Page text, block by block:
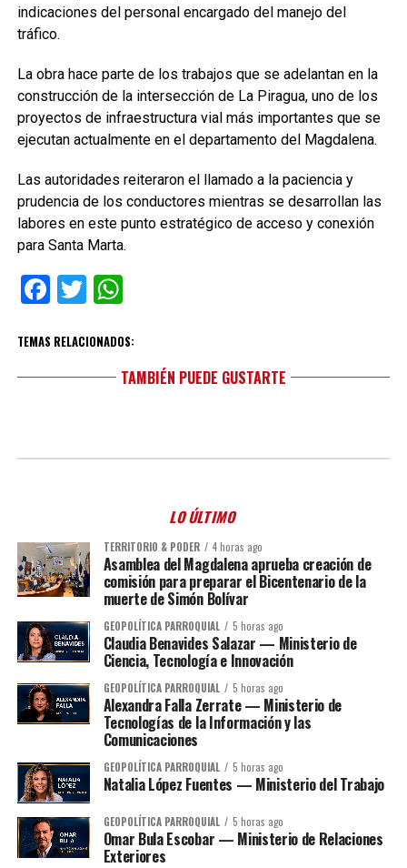
indicaciones del personal encargado del manejo del
tráfico.
La obra hace parte de los trabajos que se adelantan en la
construcción de la intersección de La Piragua, uno de los
proyectos de infraestructura vial más importantes que se
ejecutan actualmente en el departamento del Magdalena.
Las autoridades reiteraron el llamado a la paciencia y
prudencia de los conductores mientras se desarrollan las
labores en este punto estratégico de acceso y conexión
para Santa Marta.
Facebook
TwitterWhatsApp
TEMAS RELACIONADOS:
TAMBIÉN PUEDE GUSTARTE
LO ÚLTIMO
TERRITORIO & PODER 4 horas ago
Asamblea del Magdalena aprueba creación de
comisión para preparar el Bicentenario de la
muerte de Simón Bolívar
GEOPOLÍTICA PARROQUIAL 5 horas ago
Claudia Benavides Salazar — Ministerio de
Ciencia, Tecnología e Innovación
GEOPOLÍTICA PARROQUIAL 5 horas ago
Alexandra Falla Zerrate — Ministerio de
Tecnologías de la Información y las
Comunicaciones
GEOPOLÍTICA PARROQUIAL 5 horas ago
Natalia López Fuentes — Ministerio del Trabajo
GEOPOLÍTICA PARROQUIAL 5 horas ago
Omar Bula Escobar — Ministerio de Relaciones
Exteriores